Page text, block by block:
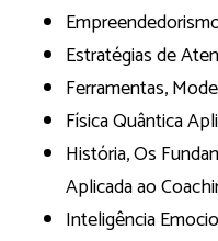
Estratégias de
Ferramentas,
Física Quântica
História, Os
Aplicada ao
Inteligência